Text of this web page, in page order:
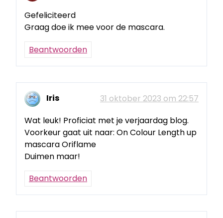
Gefeliciteerd
Graag doe ik mee voor de mascara.
Beantwoorden
Iris
31 oktober 2023 om 22:57
Wat leuk! Proficiat met je verjaardag blog.
Voorkeur gaat uit naar: On Colour Length up
mascara Oriflame
Duimen maar!
Beantwoorden